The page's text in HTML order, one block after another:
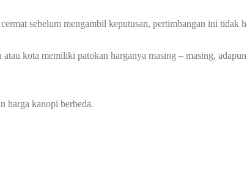
sebelum mengambil keputusan, pertimbangan ini tidak
kota memiliki patokan harganya masing – masing,
harga kanopi berbeda.